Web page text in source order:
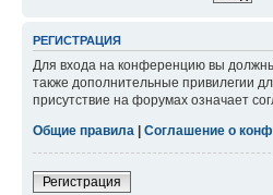
РЕГИСТРАЦИЯ
Для входа на конференцию вы
также дополнительные привилегии
присутствие на форумах означает
Общие правила
Соглашение о
Регистрация